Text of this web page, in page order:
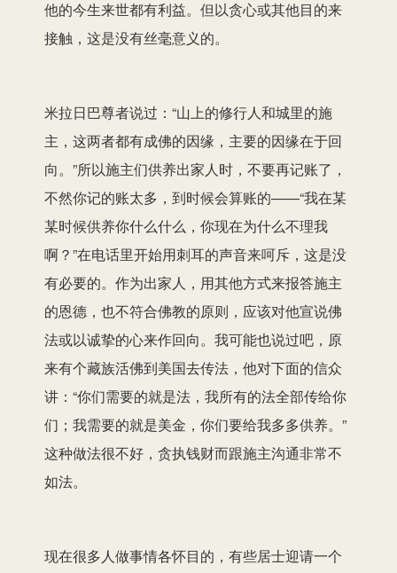
他的今生来世都有利益。但以贪心或其他目的来
接触，这是没有丝毫意义的。
米拉日巴尊者说过：“山上的修行人和城里的施
主，这两者都有成佛的因缘，主要的因缘在于回
向。”所以施主们供养出家人时，不要再记账了，
不然你记的账太多，到时候会算账的——“我在某
某时候供养你什么什么，你现在为什么不理我
啊？”在电话里开始用刺耳的声音来呵斥，这是没
有必要的。作为出家人，用其他方式来报答施主
的恩德，也不符合佛教的原则，应该对他宣说佛
法或以诚挚的心来作回向。我可能也说过吧，原
来有个藏族活佛到美国去传法，他对下面的信众
讲：“你们需要的就是法，我所有的法全部传给你
们；我需要的就是美金，你们要给我多多供养。”
这种做法很不好，贪执钱财而跟施主沟通非常不
如法。
现在很多人做事情各怀目的，有些居士迎请一个